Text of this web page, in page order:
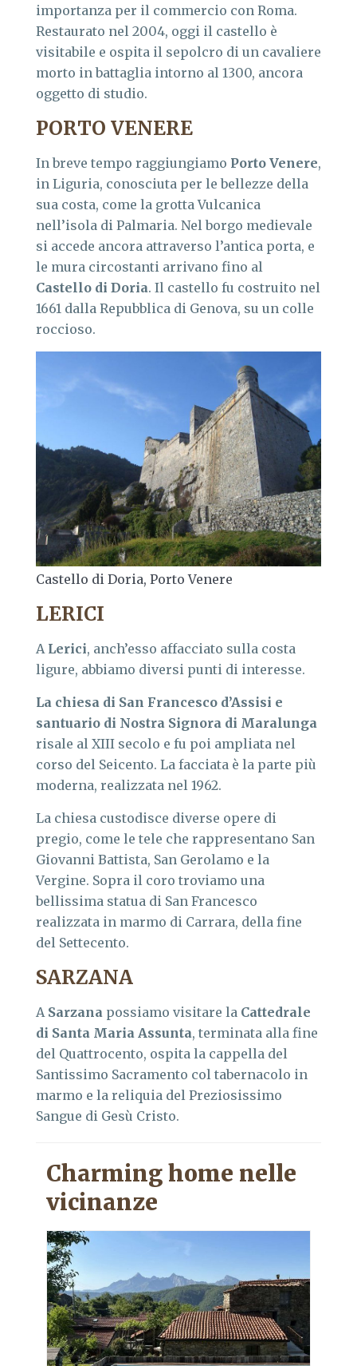
importanza per il commercio con Roma.
Restaurato nel 2004, oggi il castello è
visitabile e ospita il sepolcro di un cavaliere
morto in battaglia intorno al 1300, ancora
oggetto di studio.
PORTO VENERE
In breve tempo raggiungiamo Porto Venere,
in Liguria, conosciuta per le bellezze della
sua costa, come la grotta Vulcanica
nell’isola di Palmaria. Nel borgo medievale
si accede ancora attraverso l’antica porta, e
le mura circostanti arrivano fino al
Castello di Doria. Il castello fu costruito nel
1661 dalla Repubblica di Genova, su un colle
roccioso.
Castello di Doria, Porto Venere
LERICI
A Lerici, anch’esso affacciato sulla costa
ligure, abbiamo diversi punti di interesse.
La chiesa di San Francesco d’Assisi e
santuario di Nostra Signora di Maralunga
risale al XIII secolo e fu poi ampliata nel
corso del Seicento. La facciata è la parte più
moderna, realizzata nel 1962.
La chiesa custodisce diverse opere di
pregio, come le tele che rappresentano San
Giovanni Battista, San Gerolamo e la
Vergine. Sopra il coro troviamo una
bellissima statua di San Francesco
realizzata in marmo di Carrara, della fine
del Settecento.
SARZANA
A Sarzana possiamo visitare la Cattedrale
di Santa Maria Assunta, terminata alla fine
del Quattrocento, ospita la cappella del
Santissimo Sacramento col tabernacolo in
marmo e la reliquia del Preziosissimo
Sangue di Gesù Cristo.
Charming home nelle
vicinanze